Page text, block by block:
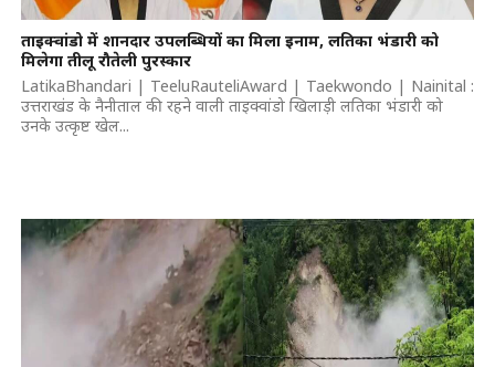
ताइक्वांडो में शानदार उपलब्धियों का मिला इनाम, लतिका भंडारी को
मिलेगा तीलू रौतेली पुरस्कार
LatikaBhandari | TeeluRauteliAward | Taekwondo | Nainital :
उत्तराखंड के नैनीताल की रहने वाली ताइक्वांडो खिलाड़ी लतिका भंडारी को
उनके उत्कृष्ट खेल...